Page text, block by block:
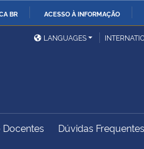
BR ACESSO À INFORMAÇÃO
Ministério das Relações
ExterioresLANGUAGES
Dúvidas Frequentes